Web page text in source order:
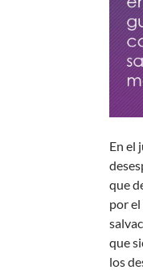
En el
que
por
que
los